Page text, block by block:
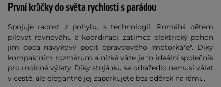
První krůčky do světa rychlosti s parádou
Spojuje radost z pohybu s technologií. Pomáhá dětem
pilovat rovnováhu a koordinaci, zatímco elektrický pohon
jim dodá návykový pocit opravdového "motorkáře". Díky
kompaktním rozměrům a nízké váze je to ideální společník
pro rodinné výlety. Díky stojánku se odrážedlo nemusí válet
v cestě, ale elegantně jej zaparkujete bez oděrek na rámu.